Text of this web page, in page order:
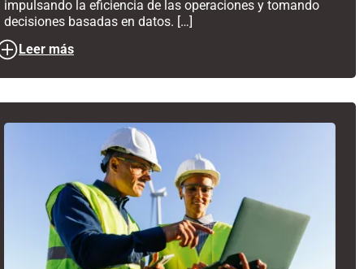
impulsando la eficiencia de las operaciones y tomando
decisiones basadas en datos. […]
Leer más